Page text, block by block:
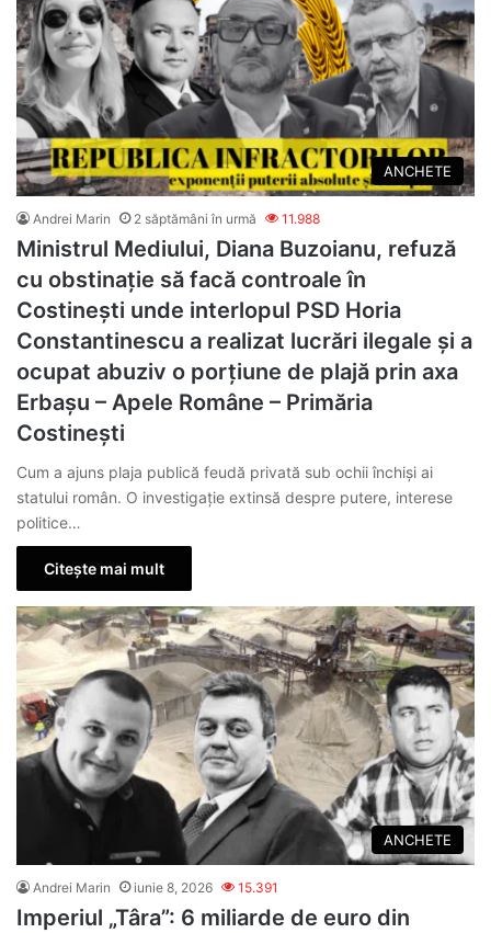
ANCHETE
Andrei Marin 2 săptămâni în urmă 11.988
Ministrul Mediului, Diana Buzoianu, refuză
cu obstinație să facă controale în
Costinești unde interlopul PSD Horia
Constantinescu a realizat lucrări ilegale și a
ocupat abuziv o porțiune de plajă prin axa
Erbașu – Apele Române – Primăria
Costinești
Cum a ajuns plaja publică feudă privată sub ochii închiși ai
statului român. O investigație extinsă despre putere, interese
politice…
Citește mai mult
ANCHETE
Andrei Marin iunie 8, 2026 15.391
Imperiul „Târa”: 6 miliarde de euro din